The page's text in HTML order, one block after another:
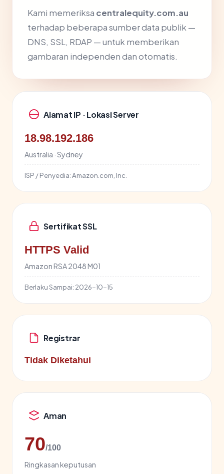
Kami memeriksa centralequity.com.au
terhadap beberapa sumber data publik —
DNS, SSL, RDAP — untuk memberikan
gambaran independen dan otomatis.
Alamat IP · Lokasi Server
18.98.192.186
Australia · Sydney
ISP / Penyedia:Amazon.com, Inc.
Sertifikat SSL
HTTPS Valid
Amazon RSA 2048 M01
Berlaku Sampai: 2026-10-15
Registrar
Tidak Diketahui
Aman
70/100
Ringkasan keputusan